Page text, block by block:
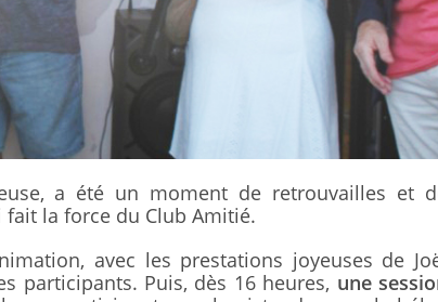
a été un moment de retrouvailles et
la force du Club Amitié.
avec les prestations joyeuses de
participants. Puis, dès 16 heures, une